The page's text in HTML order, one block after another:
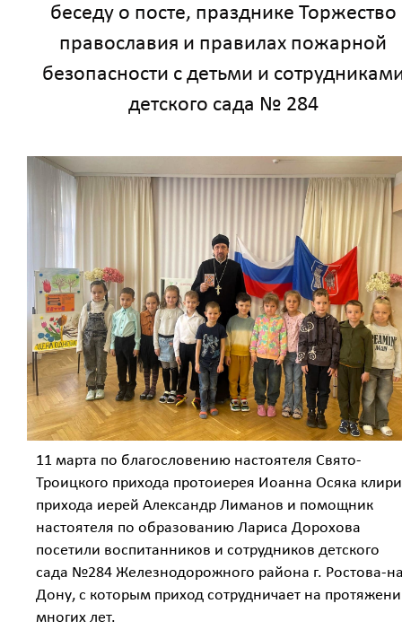
беседу о посте, празднике Торжество
православия и правилах пожарной
безопасности с детьми и
детского сада № 284
11 марта по благословению настоятеля Свято-
Троицкого прихода протоиерея Иоанна Осяка
прихода иерей Александр Лиманов и помощник
настоятеля по образованию Лариса Дорохова
посетили воспитанников и сотрудников детского
сада №284 Железнодорожного района г. Ростова-
Дону, с которым приход сотрудничает на
многих лет.